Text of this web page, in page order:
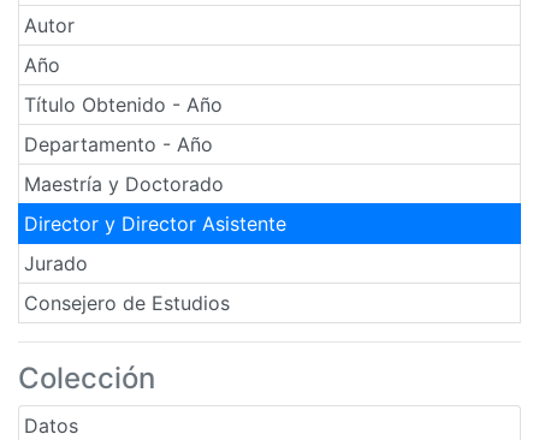
Autor
Año
Título Obtenido - Año
Departamento - Año
Maestría y Doctorado
Director y Director Asistente
Jurado
Consejero de Estudios
Colección
Datos